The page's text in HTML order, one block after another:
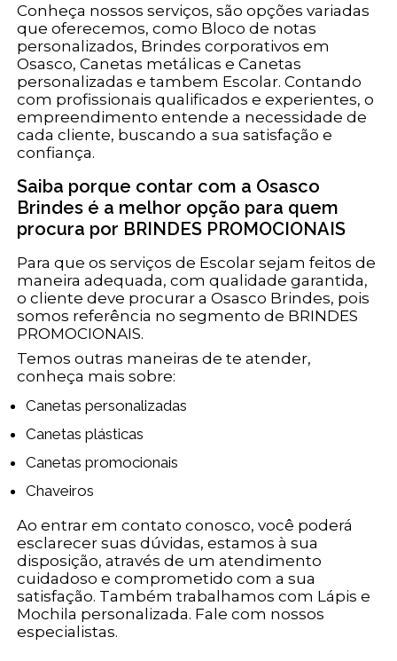
Conheça nossos serviços, são opções variadas
que oferecemos, como Bloco de notas
personalizados, Brindes corporativos em
Osasco, Canetas metálicas e Canetas
personalizadas e tambem Escolar. Contando
com profissionais qualificados e experientes, o
empreendimento entende a necessidade de
cada cliente, buscando a sua satisfação e
confiança.
Saiba porque contar com a Osasco
Brindes é a melhor opção para quem
procura por BRINDES PROMOCIONAIS
Para que os serviços de Escolar sejam feitos de
maneira adequada, com qualidade garantida,
o cliente deve procurar a Osasco Brindes, pois
somos referência no segmento de BRINDES
PROMOCIONAIS.
Temos outras maneiras de te atender,
conheça mais sobre:
Canetas personalizadas
Canetas plásticas
Canetas promocionais
Chaveiros
Ao entrar em contato conosco, você poderá
esclarecer suas dúvidas, estamos à sua
disposição, através de um atendimento
cuidadoso e comprometido com a sua
satisfação. Também trabalhamos com Lápis e
Mochila personalizada. Fale com nossos
especialistas.